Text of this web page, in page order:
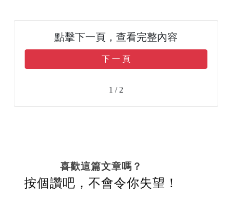
點擊下一頁，查看完整內容
下 一 頁
1 / 2
喜歡這篇文章嗎？
按個讚吧，不會令你失望！